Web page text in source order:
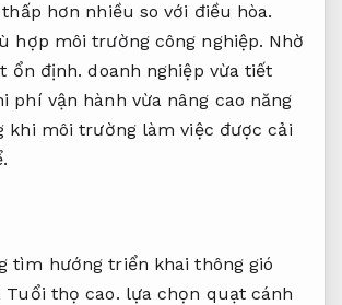
hơn nhiều so với điều hòa.
hợp môi trường công nghiệp. Nhờ
ổn định. doanh nghiệp vừa tiết
phí vận hành vừa nâng cao năng
khi môi trường làm việc được cải
tìm hướng triển khai thông gió
Tuổi thọ cao. lựa chọn quạt cánh